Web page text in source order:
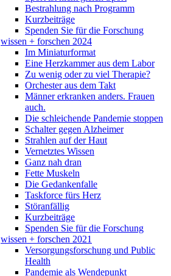
Bestrahlung nach Programm
Kurzbeiträge
Spenden Sie für die Forschung
wissen + forschen 2024
Im Miniaturformat
Eine Herzkammer aus dem Labor
Zu wenig oder zu viel Therapie?
Orchester aus dem Takt
Männer erkranken anders. Frauen
auch.
Die schleichende Pandemie stoppen
Schalter gegen Alzheimer
Strahlen auf der Haut
Vernetztes Wissen
Ganz nah dran
Fette Muskeln
Die Gedankenfalle
Taskforce fürs Herz
Störanfällig
Kurzbeiträge
Spenden Sie für die Forschung
wissen + forschen 2021
Versorgungsforschung und Public
Health
Pandemie als Wendepunkt